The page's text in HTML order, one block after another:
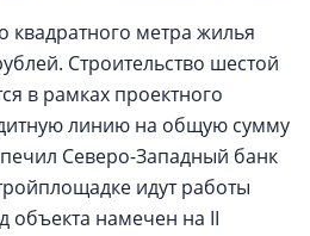
квадратного метра жилья
Строительство шестой
в рамках проектного
линию на общую сумму
Северо-Западный банк
идут работы
объекта намечен на II